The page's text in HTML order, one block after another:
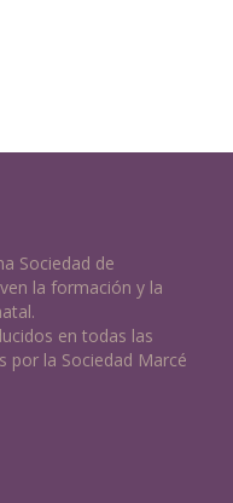
Sociedad de
la formación y la
en todas las
por la Sociedad Marcé